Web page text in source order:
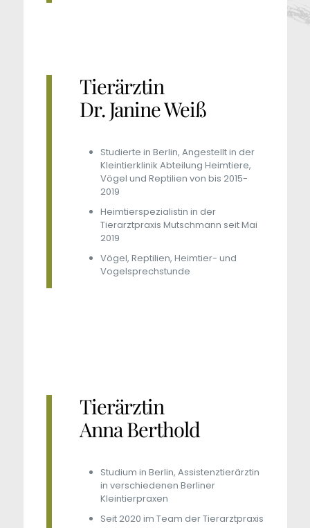
Tierärztin
Dr. Janine Weiß
Studierte in Berlin, Angestellt in der
Kleintierklinik Abteilung Heimtiere,
Vögel und Reptilien von bis 2015-
2019
Heimtierspezialistin in der
Tierarztpraxis Mutschmann seit Mai
2019
Vögel, Reptilien, Heimtier- und
Vogelsprechstunde
Tierärztin
Anna Berthold
Studium in Berlin, Assistenztierärztin
in verschiedenen Berliner
Kleintierpraxen
Seit 2020 im Team der Tierarztpraxis